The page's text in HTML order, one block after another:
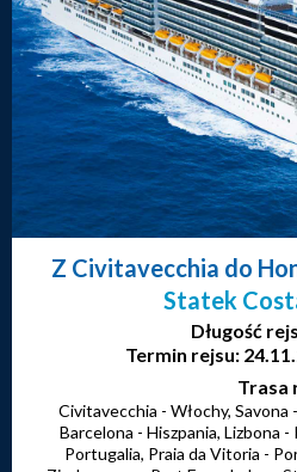
Z Civitavecchia do
Statek
Długość
Termin rejsu:
Trasa
Civitavecchia - Włochy, Savona
Barcelona - Hiszpania, Lizbona
Portugalia, Praia da Vitoria -